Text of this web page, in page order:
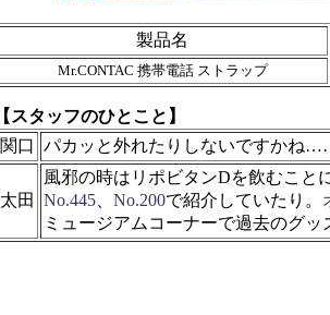
製品名
Mr.CONTAC 携帯電話 ストラップ
【スタッフのひとこと】
関口 パカッと外れたりしないですかね
太田
風邪の時はリポビタンDを飲むこと
No.445
No.200で紹介していたり。
ミュージアムコーナーで過去のグ